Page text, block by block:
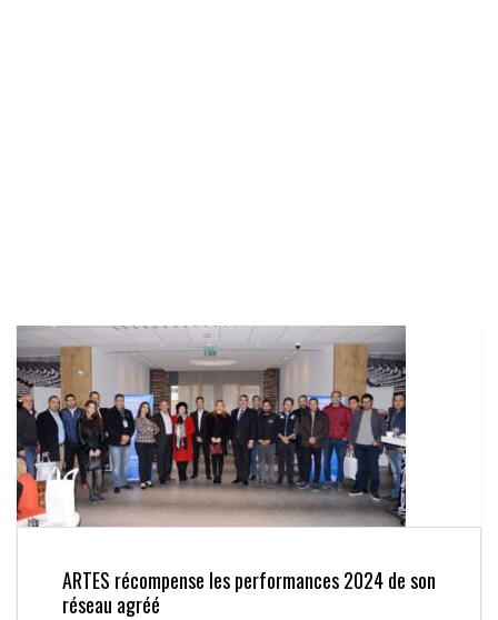
ARTES récompense les performances 2024 de son
réseau agréé